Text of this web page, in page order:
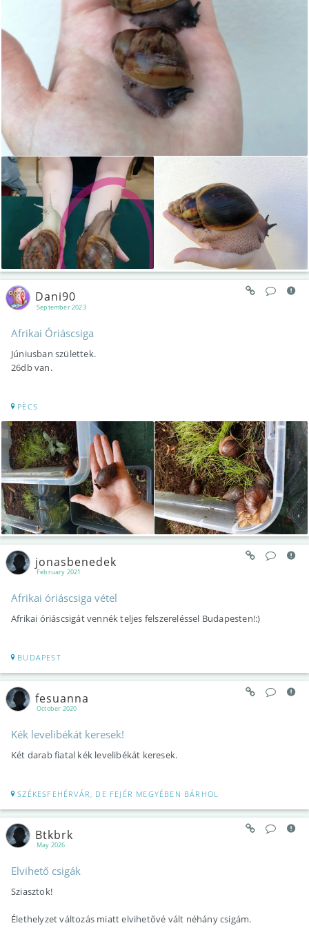
September 2023
Dani90
Afrikai Óriáscsiga
Júniusban születtek.
26db van.
PÈCS
February 2021
jonasbenedek
Afrikai óriáscsiga vétel
Afrikai óriáscsigát vennék teljes felszereléssel Budapesten!:)
BUDAPEST
October 2020
fesuanna
Kék levelibékát keresek!
Két darab fiatal kék levelibékát keresek.
SZÉKESFEHÉRVÁR, DE FEJÉR MEGYÉBEN BÁRHOL
May 2026
Btkbrk
Elvihető csigák
Sziasztok!
Élethelyzet változás miatt elvihetővé vált néhány csigám.